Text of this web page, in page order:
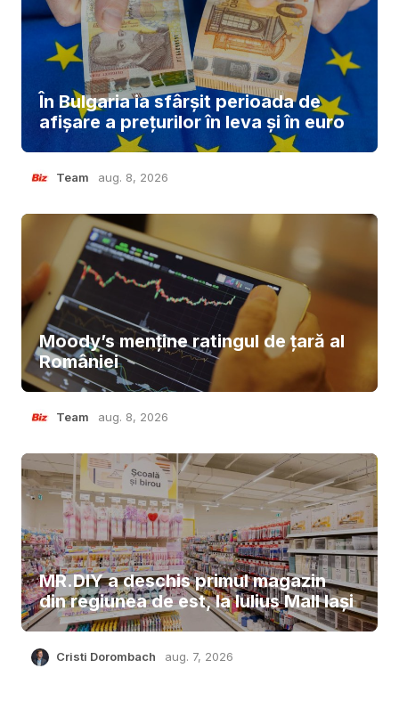
În Bulgaria ia sfârşit perioada de
afișare a prețurilor în ​​leva și în euro
Team aug. 8, 2026
Moody’s menține ratingul de țară al
României
Team aug. 8, 2026
MR.DIY a deschis primul magazin
din regiunea de est, la Iulius Mall Iași
Cristi Dorombach aug. 7, 2026